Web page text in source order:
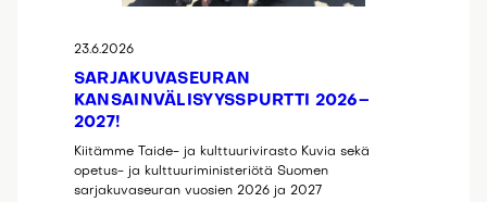
23.6.2026
SARJAKUVASEURAN
KANSAINVÄLISYYSSPURTTI 2026–
2027!
Kiitämme Taide- ja kulttuurivirasto Kuvia sekä
opetus- ja kulttuuriministeriötä Suomen
sarjakuvaseuran vuosien 2026 ja 2027